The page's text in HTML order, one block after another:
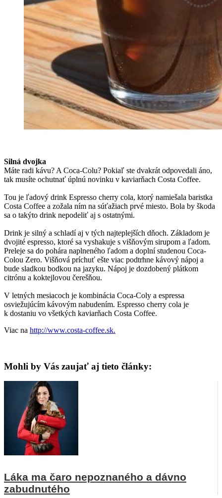
Silná dvojka
Máte radi kávu? A Coca-Colu? Pokiaľ ste dvakrát odpovedali áno,
tak musíte ochutnať úplnú novinku v kaviarňach Costa Coffee.
Tou je ľadový drink Espresso cherry cola, ktorý namiešala baristka
Costa Coffee a zožala ním na súťažiach prvé miesto. Bola by škoda
sa o takýto drink nepodeliť aj s ostatnými.
Drink je silný a schladí aj v tých najteplejších dňoch. Základom je
dvojité espresso, ktoré sa vyshakuje s višňovým sirupom a ľadom.
Preleje sa do pohára naplneného ľadom a doplní studenou Coca-
Colou Zero. Višňová príchuť ešte viac podtrhne kávový nápoj a
bude sladkou bodkou na jazyku. Nápoj je dozdobený plátkom
citrónu a koktejlovou čerešňou.
V letných mesiacoch je kombinácia Coca-Coly a espressa
osviežujúcím kávovým nabudením. Espresso cherry cola je
k dostaniu vo všetkých kaviarňach Costa Coffee.
Viac na http://www.costa-coffee.sk.
Mohli by Vás zaujať aj tieto články:
Láka ma čaro nepoznaného a dávno
zabudnutého